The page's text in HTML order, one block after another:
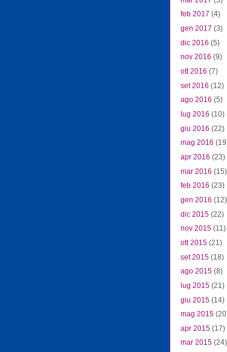
feb 2017 (4)
gen 2017 (3)
dic 2016 (5)
nov 2016 (9)
ott 2016 (7)
set 2016 (12)
ago 2016 (5)
lug 2016 (10)
giu 2016 (22)
mag 2016
apr 2016 (23)
mar 2016 (15)
feb 2016 (23)
gen 2016 (12)
dic 2015 (22)
nov 2015 (11)
ott 2015 (21)
set 2015 (18)
ago 2015 (8)
lug 2015 (21)
giu 2015 (14)
mag 2015
apr 2015 (17)
mar 2015 (24)